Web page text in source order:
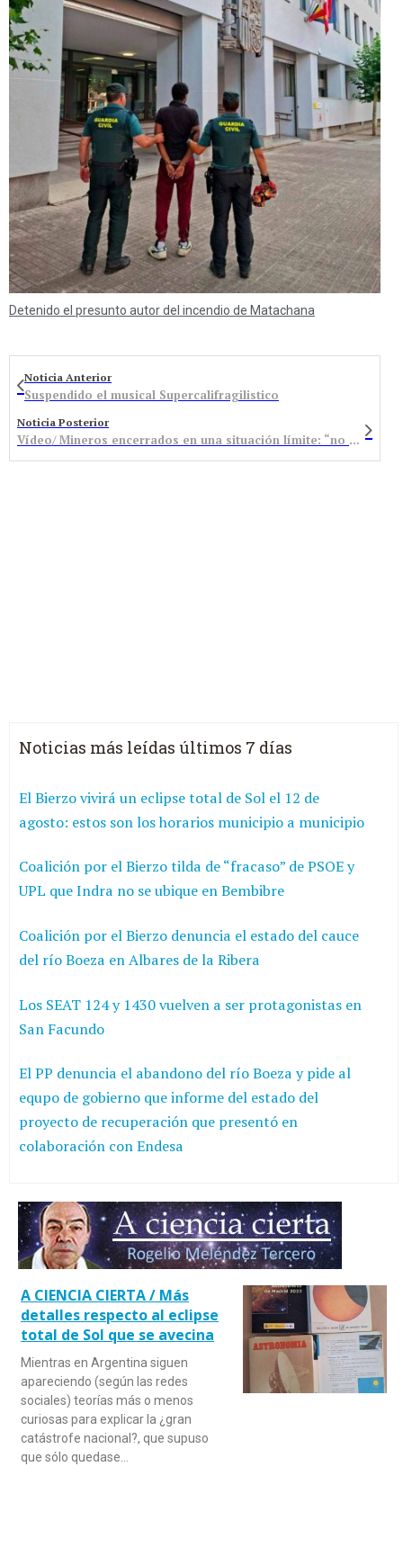
Detenido el presunto autor del incendio de Matachana
Noticia Anterior
Suspendido el musical Supercalifragilistico
Noticia Posterior
Vídeo/ Mineros encerrados en una situación límite: “no queremos palabras, queremos hechos”
Noticias más leídas últimos 7 días
El Bierzo vivirá un eclipse total de Sol el 12 de
agosto: estos son los horarios municipio a municipio
Coalición por el Bierzo tilda de “fracaso” de PSOE y
UPL que Indra no se ubique en Bembibre
Coalición por el Bierzo denuncia el estado del cauce
del río Boeza en Albares de la Ribera
Los SEAT 124 y 1430 vuelven a ser protagonistas en
San Facundo
El PP denuncia el abandono del río Boeza y pide al
equpo de gobierno que informe del estado del
proyecto de recuperación que presentó en
colaboración con Endesa
A CIENCIA CIERTA / Más
detalles respecto al eclipse
total de Sol que se avecina
Mientras en Argentina siguen
apareciendo (según las redes
sociales) teorías más o menos
curiosas para explicar la ¿gran
catástrofe nacional?, que supuso
que sólo quedase…